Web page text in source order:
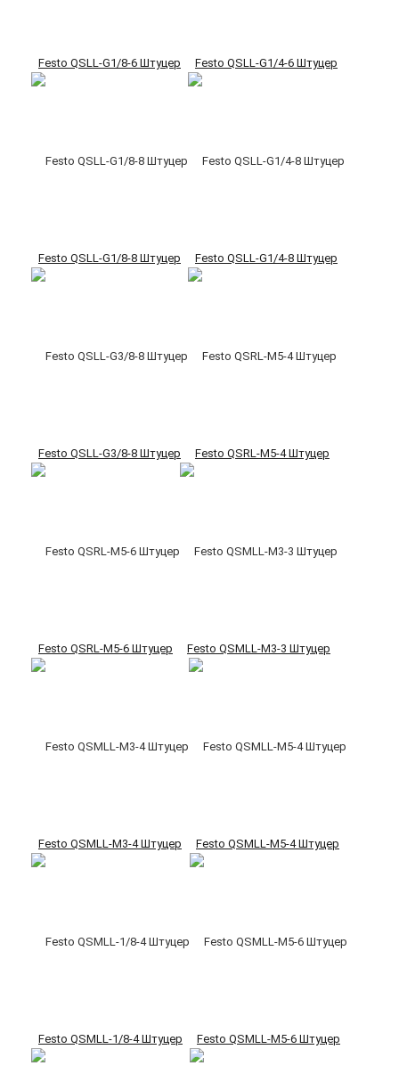
Festo QSLL-G1/8-6 Штуцер Festo QSLL-G1/4-6 Штуцер
Festo QSLL-G1/8-8 Штуцер Festo QSLL-G1/4-8 Штуцер
Festo QSLL-G3/8-8 Штуцер Festo QSRL-M5-4 Штуцер
Festo QSRL-M5-6 Штуцер Festo QSMLL-M3-3 Штуцер
Festo QSMLL-M3-4 Штуцер Festo QSMLL-M5-4 Штуцер
Festo QSMLL-1/8-4 Штуцер Festo QSMLL-M5-6 Штуцер